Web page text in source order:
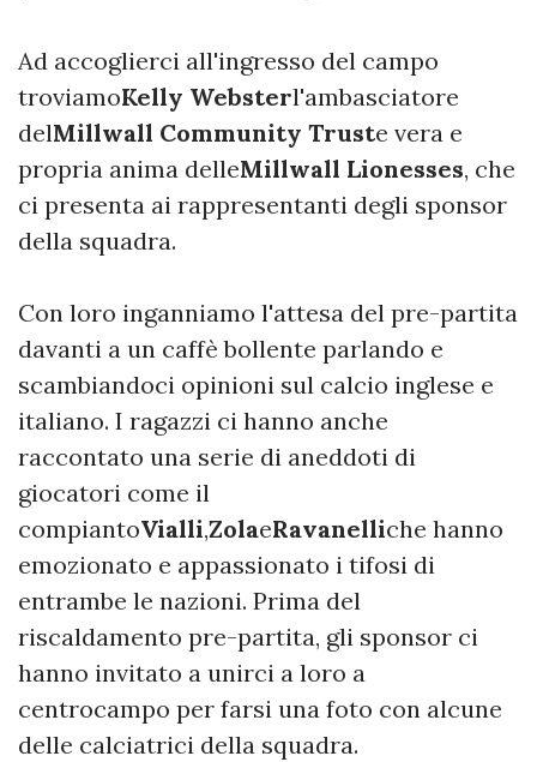
Ad accoglierci all'ingresso del campo
troviamoKelly Websterl'ambasciatore
delMillwall Community Truste vera e
propria anima delleMillwall Lionesses, che
ci presenta ai rappresentanti degli sponsor
della squadra.
Con loro inganniamo l'attesa del pre-partita
davanti a un caffè bollente parlando e
scambiandoci opinioni sul calcio inglese e
italiano. I ragazzi ci hanno anche
raccontato una serie di aneddoti di
giocatori come il
compiantoVialli,ZolaeRavanelliche hanno
emozionato e appassionato i tifosi di
entrambe le nazioni. Prima del
riscaldamento pre-partita, gli sponsor ci
hanno invitato a unirci a loro a
centrocampo per farsi una foto con alcune
delle calciatrici della squadra.